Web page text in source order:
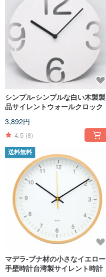
シンプル-シンプルな白い木製製
品サイレントウォールクロック
3,892円
4.5 (8)
送料無料
マデラ-ブナ材の小さなイエロー
手壁時計台湾製サイレント時計